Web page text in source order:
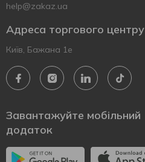
help@zakaz.ua
Адреса торгового центру
Київ, Бажана 1е
Завантажуйте мобільний
додаток